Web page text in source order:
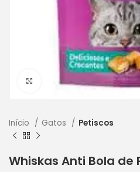
Clique para ampliar
Início Gatos Petiscos
Whiskas Anti Bola de